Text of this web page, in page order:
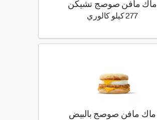
ماك مافن صوصج تشيكن
277 كيلو كالوري 277 كيلو سعرة حرارية
ماك مافن صوصج بالبيض